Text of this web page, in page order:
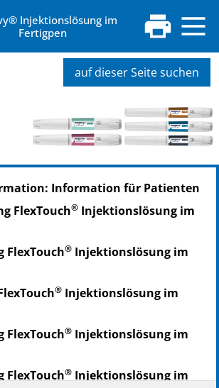
Injektionslösung im
Fertigpen
auf dieser Seite suchen
Information für Patienten
FlexTouch® Injektionslösung im
FlexTouch® Injektionslösung im
® Injektionslösung im
FlexTouch® Injektionslösung im
FlexTouch® Injektionslösung im